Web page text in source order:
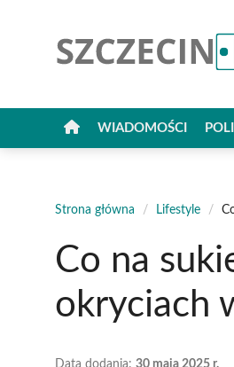
WIADOMOŚCI
Strona główna / Lifestyle /
Co na
okryciach
Data dodania: 30 maja 2025 r.